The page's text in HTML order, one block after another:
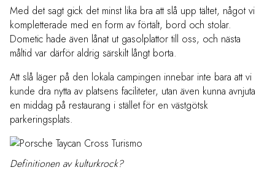
Med det sagt gick det minst lika bra att slå upp tältet, något vi
kompletterade med en form av förtält, bord och stolar.
Dometic hade även lånat ut gasolplattor till oss, och nästa
måltid var därför aldrig särskilt långt borta.
Att slå läger på den lokala campingen innebar inte bara att vi
kunde dra nytta av platsens faciliteter, utan även kunna avnjuta
en middag på restaurang i stället för en västgötsk
parkeringsplats.
Definitionen av kulturkrock?